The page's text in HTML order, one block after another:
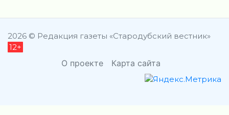
2026 © Редакция газеты «Стародубский вестник»
12+
О проекте Карта сайта